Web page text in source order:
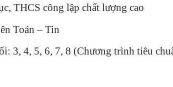
THCS công lập chất lượng cao
Toán – Tin
3, 4, 5, 6, 7, 8 (Chương trình tiêu